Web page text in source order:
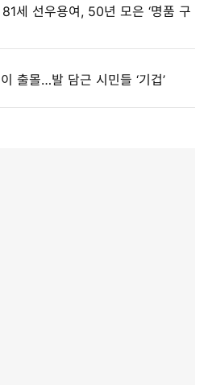
세 선우용여, 50년 모은 ‘명품 구
출몰…발 담근 시민들 ‘기겁’